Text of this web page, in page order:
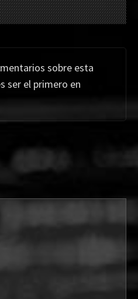
sobre esta
ser el primero en